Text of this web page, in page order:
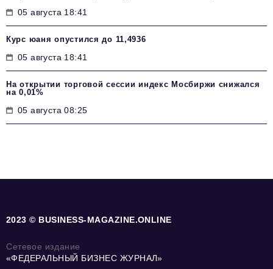
05 августа 18:41
Курс юаня опустился до 11,4936
05 августа 18:41
На открытии торговой сессии индекс Мосбиржи снижался
на 0,01%
05 августа 08:25
2023 © BUSINESS-MAGAZINE.ONLINE
Сетевое издание
«ФЕДЕРАЛЬНЫЙ БИЗНЕС ЖУРНАЛ»